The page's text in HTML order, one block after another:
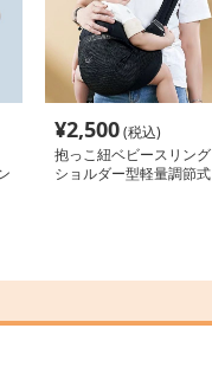
¥2,500(税込)
抱っこ紐ベビースリング
ショルダー型軽量調節式